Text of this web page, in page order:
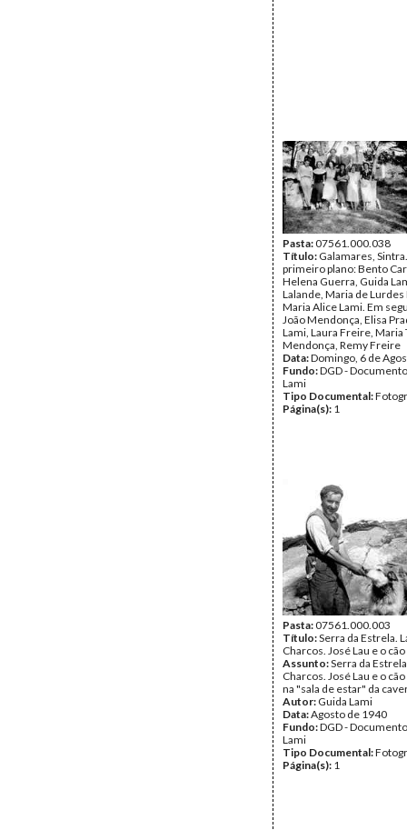
Pasta:07561.000.038
Título: Galamares,
primeiro plano: Bento
Helena Guerra, Guida
Lalande, Maria de Lurdes
Maria Alice Lami. Em
João Mendonça, Elisa
Lami, Laura Freire, Maria
Mendonça, Remy Freire
Data:Domingo, 6 de
Fundo:DGD -
Lami
Tipo Documental:
Página(s): 1
Pasta:07561.000.003
Título:Serra da Estrela.
Charcos. José Lau e o
Assunto:Serra da
Charcos. José Lau e o
na "sala de estar" da
Autor: Guida Lami
Data:Agosto de 1940
Fundo:DGD -
Lami
Tipo Documental:
Página(s): 1